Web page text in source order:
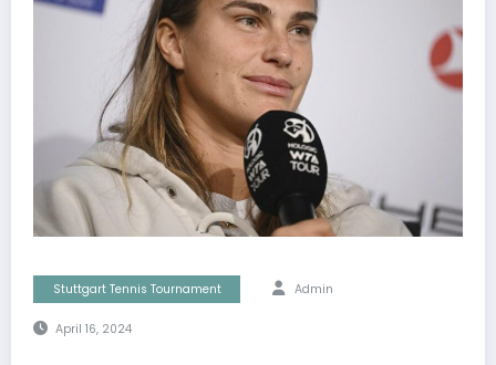
Stuttgart Tennis Tournament Admin
April 16, 2024